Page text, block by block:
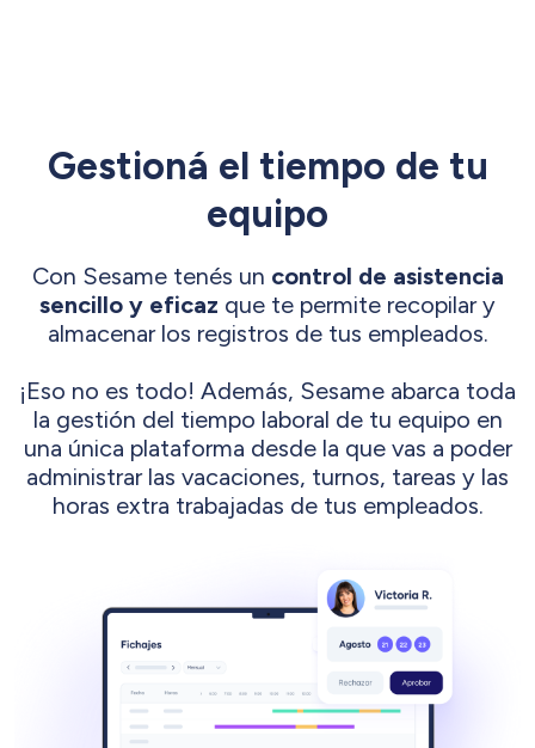
Gestioná el tiempo de tu
equipo
Con Sesame tenés un control de asistencia
sencillo y eficaz que te permite recopilar y
almacenar los registros de tus empleados.
¡Eso no es todo! Además, Sesame abarca toda
la gestión del tiempo laboral de tu equipo en
una única plataforma desde la que vas a poder
administrar las vacaciones, turnos, tareas y las
horas extra trabajadas de tus empleados.